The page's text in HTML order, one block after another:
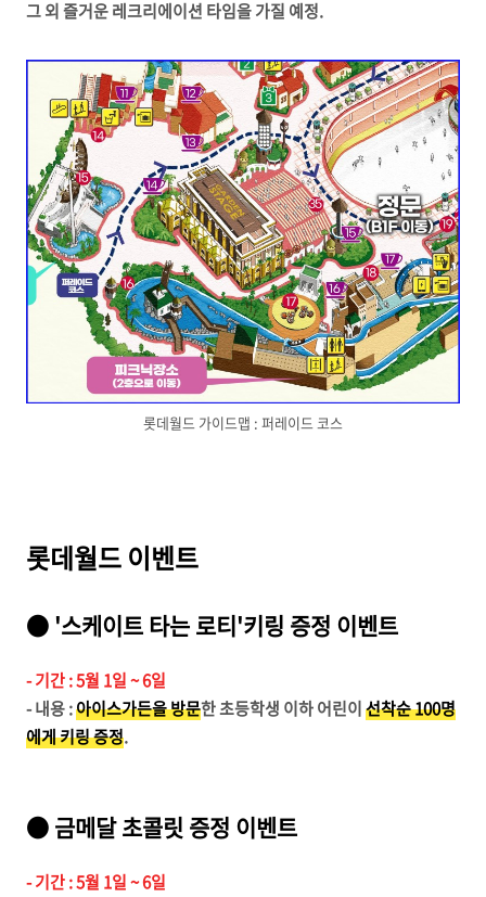
그 외 즐거운 레크리에이션 타임을 가질 예정.
롯데월드 가이드맵 : 퍼레이드 코스
롯데월드 이벤트
● '스케이트 타는 로티'키링 증정 이벤트
- 기간 : 5월 1일 ~ 6일
- 내용 :아이스가든을 방문한 초등학생 이하 어린이선착순 100명
에게 키링 증정.
● 금메달 초콜릿 증정 이벤트
- 기간 : 5월 1일 ~ 6일